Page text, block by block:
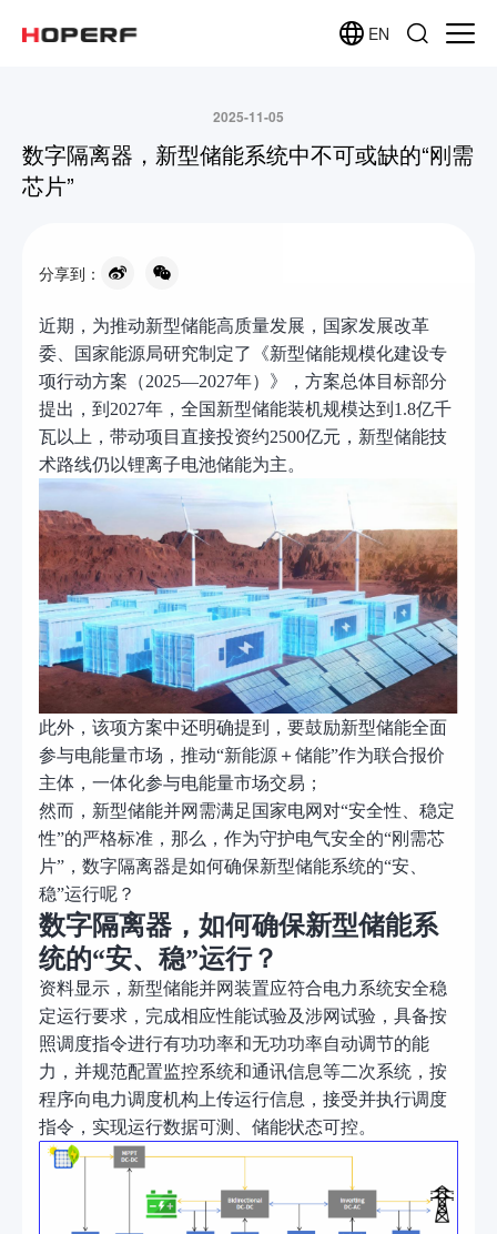
EN
2025-11-05
数字隔离器，新型储能系统中不可或缺的“刚需
芯片”
分享到：
近期，为推动新型储能高质量发展，国家发展改革
委、国家能源局研究制定了《新型储能规模化建设专
项行动方案（2025—2027年）》，方案总体目标部分
提出，到2027年，全国新型储能装机规模达到1.8亿千
瓦以上，带动项目直接投资约2500亿元，新型储能技
术路线仍以锂离子电池储能为主。
此外，该项方案中还明确提到，要鼓励新型储能全面
参与电能量市场，推动“新能源＋储能”作为联合报价
主体，一体化参与电能量市场交易；
然而，新型储能并网需满足国家电网对“安全性、稳定
性”的严格标准，那么，作为守护电气安全的“刚需芯
片”，数字隔离器是如何确保新型储能系统的“安、
稳”运行呢？
数字隔离器，如何确保新型储能系
统的“安、稳”运行？
资料显示，新型储能并网装置应符合电力系统安全稳
定运行要求，完成相应性能试验及涉网试验，具备按
照调度指令进行有功功率和无功功率自动调节的能
力，并规范配置监控系统和通讯信息等二次系统，按
程序向电力调度机构上传运行信息，接受并执行调度
指令，实现运行数据可测、储能状态可控。